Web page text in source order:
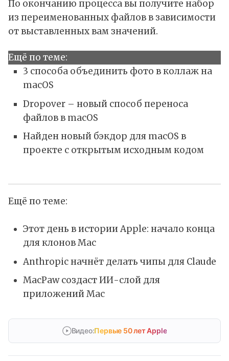
По окончанию процесса вы получите набор
из переименованных файлов в зависимости
от выставленных вам значений.
Ещё по теме:
3 способа объединить фото в коллаж на
macOS
Dropover – новый способ переноса
файлов в macOS
Найден новый бэкдор для macOS в
проекте с открытым исходным кодом
Ещё по теме:
Этот день в истории Apple: начало конца
для клонов Mac
Anthropic начнёт делать чипы для Claude
MacPaw создаст ИИ-слой для
приложений Mac
Видео:Первые 50 лет Apple